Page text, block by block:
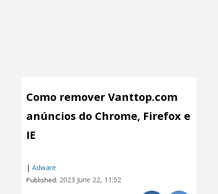
Como remover Vanttop.com
anúncios do Chrome, Firefox e
IE
| Adware
Published: 2023 June 22, 11:52